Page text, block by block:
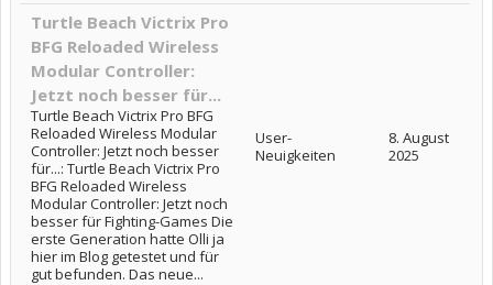
Turtle Beach Victrix Pro
BFG Reloaded Wireless
Modular Controller:
Jetzt noch besser für...
Turtle Beach Victrix Pro BFG
Reloaded Wireless Modular
Controller: Jetzt noch besser
für...: Turtle Beach Victrix Pro
BFG Reloaded Wireless
Modular Controller: Jetzt noch
besser für Fighting-Games Die
erste Generation hatte Olli ja
hier im Blog getestet und für
gut befunden. Das neue...
User-
Neuigkeiten
8. August
2025